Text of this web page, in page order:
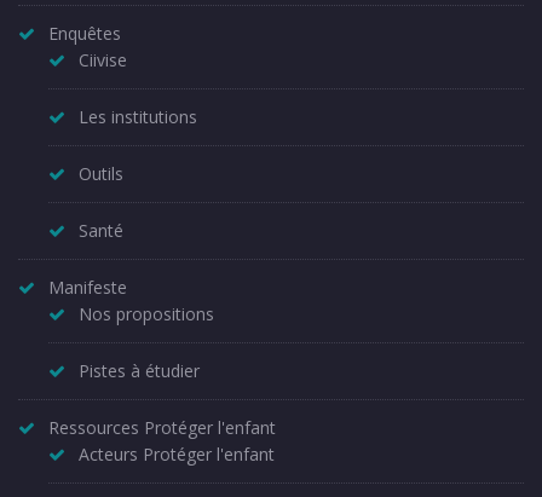
Enquêtes
Ciivise
Les institutions
Outils
Santé
Manifeste
Nos propositions
Pistes à étudier
Ressources Protéger l'enfant
Acteurs Protéger l'enfant